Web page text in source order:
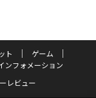
ト
ゲーム
ンフォメーション
レビュー